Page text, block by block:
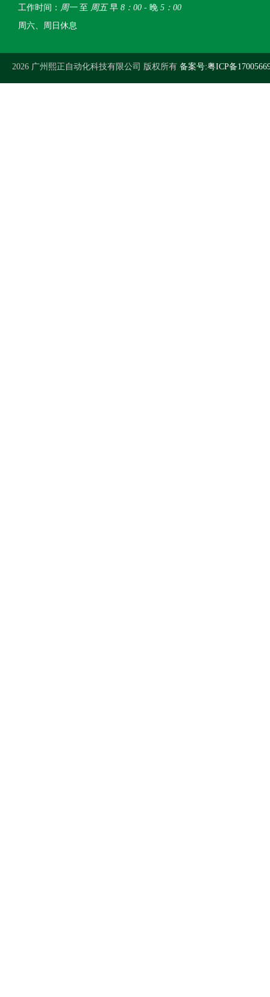
工作时间： 周一至 周五早 8：00 - 晚 5：00
周六、周日休息
2026 广州熙正自动化科技有限公司 版权所有 备案号:粤ICP备